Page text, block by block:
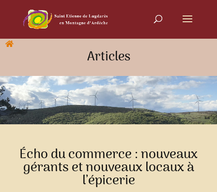
Articles
Écho du commerce : nouveaux
gérants et nouveaux locaux à
l’épicerie